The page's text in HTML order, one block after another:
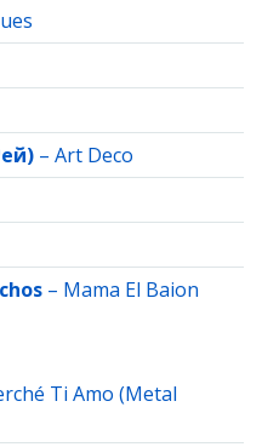
– Art Deco
– Mama El Baion
Ti Amo (Metal